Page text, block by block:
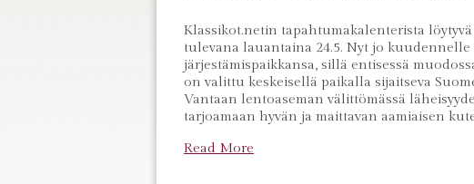
Klassikot.netin tapahtumakalenterista
tulevana lauantaina 24.5. Nyt jo kuudennelle
järjestämispaikkansa, sillä entisessä
on valittu keskeisellä paikalla sijaitseva
Vantaan lentoaseman välittömässä
tarjoamaan hyvän ja maittavan aamiaisen
Read More